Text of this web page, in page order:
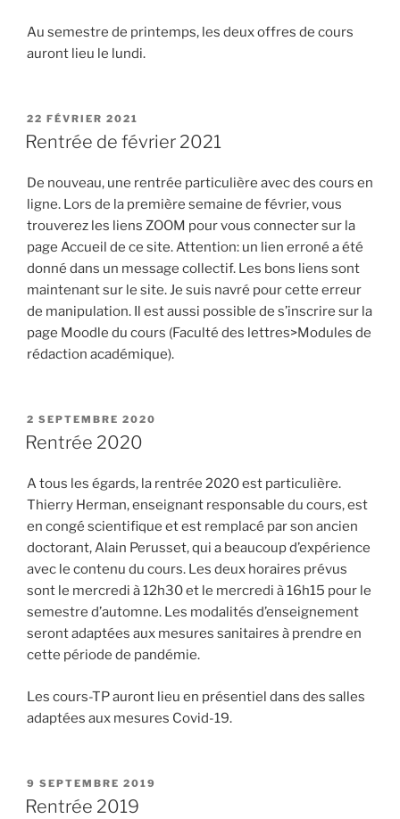
Au semestre de printemps, les deux offres de cours
auront lieu le lundi.
PUBLIÉ
LE
22 FÉVRIER 2021
Rentrée de février 2021
De nouveau, une rentrée particulière avec des cours en
ligne. Lors de la première semaine de février, vous
trouverez les liens ZOOM pour vous connecter sur la
page Accueil de ce site. Attention: un lien erroné a été
donné dans un message collectif. Les bons liens sont
maintenant sur le site. Je suis navré pour cette erreur
de manipulation. Il est aussi possible de s’inscrire sur la
page Moodle du cours (Faculté des lettres>Modules de
rédaction académique).
PUBLIÉ
LE
2 SEPTEMBRE 2020
Rentrée 2020
A tous les égards, la rentrée 2020 est particulière.
Thierry Herman, enseignant responsable du cours, est
en congé scientifique et est remplacé par son ancien
doctorant, Alain Perusset, qui a beaucoup d’expérience
avec le contenu du cours. Les deux horaires prévus
sont le mercredi à 12h30 et le mercredi à 16h15 pour le
semestre d’automne. Les modalités d’enseignement
seront adaptées aux mesures sanitaires à prendre en
cette période de pandémie.
Les cours-TP auront lieu en présentiel dans des salles
adaptées aux mesures Covid-19.
PUBLIÉ
LE
9 SEPTEMBRE 2019
Rentrée 2019